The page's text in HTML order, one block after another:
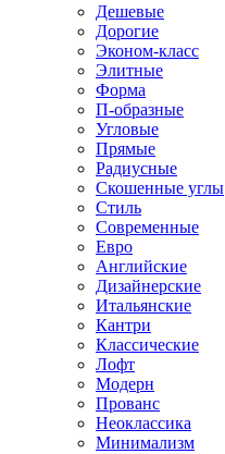
Дешевые
Дорогие
Эконом-класс
Элитные
Форма
П-образные
Угловые
Прямые
Радиусные
Скошенные углы
Стиль
Современные
Евро
Английские
Дизайнерские
Итальянские
Кантри
Классические
Лофт
Модерн
Прованс
Неоклассика
Минимализм